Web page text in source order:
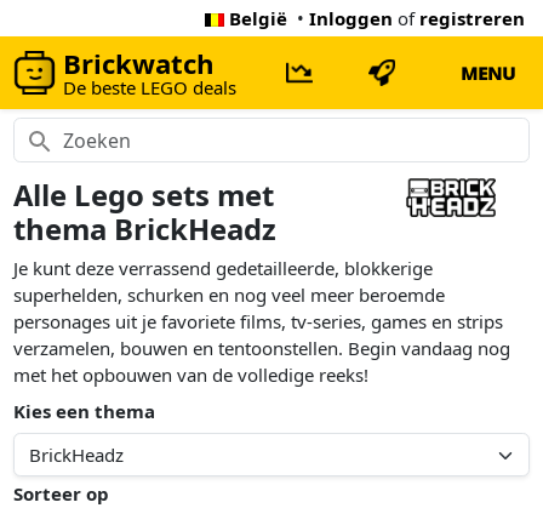
België • Inloggen of registreren
Brickwatch
De beste LEGO deals
MENU
Alle Lego sets met
thema BrickHeadz
Je kunt deze verrassend gedetailleerde, blokkerige
superhelden, schurken en nog veel meer beroemde
personages uit je favoriete films, tv-series, games en strips
verzamelen, bouwen en tentoonstellen. Begin vandaag nog
met het opbouwen van de volledige reeks!
Kies een thema
Sorteer op